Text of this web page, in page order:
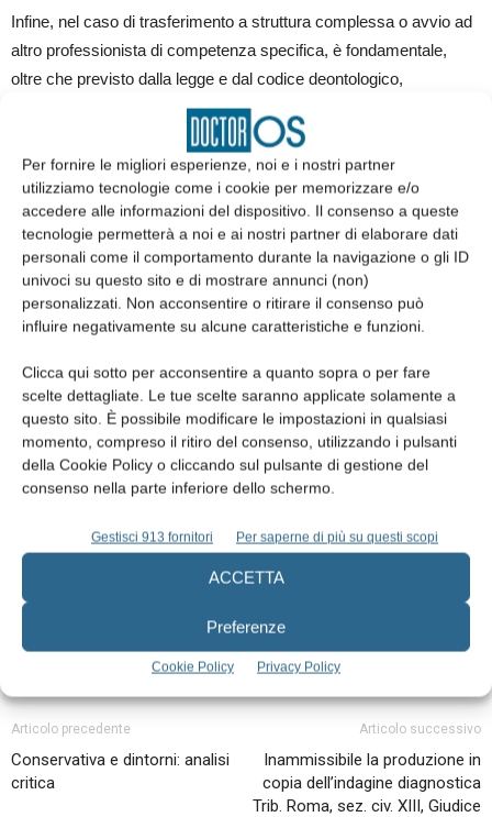
Per fornire le migliori esperienze, noi e i nostri partner
utilizziamo tecnologie come i cookie per memorizzare e/o
accedere alle informazioni del dispositivo. Il consenso a queste
tecnologie permetterà a noi e ai nostri partner di elaborare dati
personali come il comportamento durante la navigazione o gli ID
univoci su questo sito e di mostrare annunci (non)
personalizzati. Non acconsentire o ritirare il consenso può
influire negativamente su alcune caratteristiche e funzioni.
Clicca qui sotto per acconsentire a quanto sopra o per fare
scelte dettagliate. Le tue scelte saranno applicate solamente a
questo sito. È possibile modificare le impostazioni in qualsiasi
momento, compreso il ritiro del consenso, utilizzando i pulsanti
della Cookie Policy o cliccando sul pulsante di gestione del
consenso nella parte inferiore dello schermo.
Gestisci 913 fornitori Per saperne di più su questi scopi
ACCETTA
Preferenze
Cookie Policy Privacy Policy
Infine, nel caso di trasferimento a struttura complessa o avvio ad
altro professionista di competenza specifica, è fondamentale,
oltre che previsto dalla legge e dal codice deontologico,
assicurare (anche in questo caso in forma scritta) continuità della
cura e quindi adeguata informazione sul pregresso.
Inutile forse precisare che al momento della dimissione dopo i
primi interventi del paziente traumatizzato è opportuno fornirgli un
riferimento per eventuale contatto d’urgenza in caso di
aggravamento. Non solo il paziente potrà ricorrere a tale contatto
in caso di complicazioni, ma certamente quel paziente si sentirà
più “sicuro” se dotato di un contatto eventualmente fruibile (nella
nostra pratica quotidiana è consuetudine richiamare il paziente il
giorno successivo agli interventi per verificarne lo stato e valutare
eventuali ulteriori o ultronee necessità). ●
A cura di: Marco Lorenzo Scarpelli
Articolo precedente
Conservativa e dintorni: analisi
critica
Articolo successivo
Inammissibile la produzione in
copia dell’indagine diagnostica
Trib. Roma, sez. civ. XIII, Giudice